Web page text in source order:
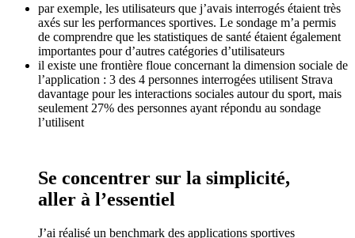
par exemple, les utilisateurs que j’avais interrogés étaient très
axés sur les performances sportives. Le sondage m’a permis
de comprendre que les statistiques de santé étaient également
importantes pour d’autres catégories d’utilisateurs
il existe une frontière floue concernant la dimension sociale de
l’application : 3 des 4 personnes interrogées utilisent Strava
davantage pour les interactions sociales autour du sport, mais
seulement 27% des personnes ayant répondu au sondage
l’utilisent
Se concentrer sur la simplicité,
aller à l’essentiel
J’ai réalisé un benchmark des applications sportives